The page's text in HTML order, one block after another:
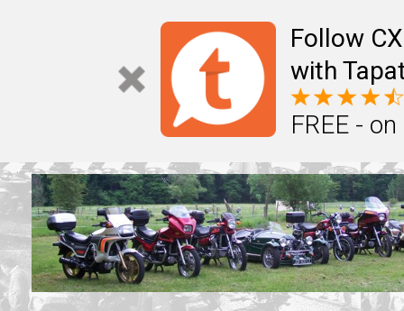
Follow
with
FREE -